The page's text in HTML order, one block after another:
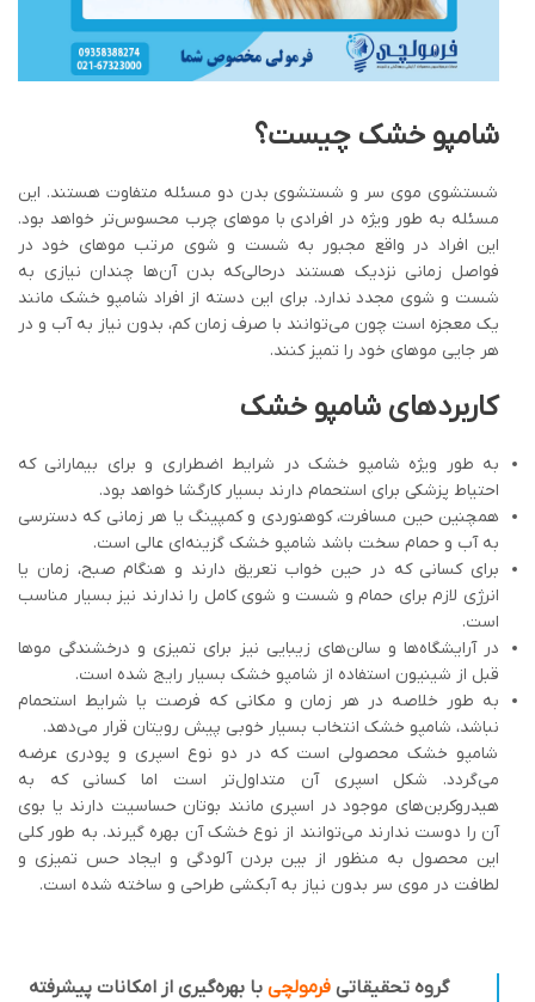
شامپو خشک چیست؟
شستشوی موی سر و شستشوی بدن دو مسئله متفاوت هستند. این
مسئله به طور ویژه در افرادی با موهای چرب محسوس‌تر خواهد بود.
این افراد در واقع مجبور به شست و شوی مرتب موهای خود در
فواصل زمانی نزدیک هستند درحالی‌که بدن آن‌‌ها چندان نیازی به
شست و شوی مجدد ندارد. برای این دسته از افراد شامپو خشک مانند
یک معجزه است چون می‌توانند با صرف زمان کم، بدون نیاز به آب و در
هر جایی موهای خود را تمیز کنند.
کاربرد­های شامپو خشک
به طور ویژه شامپو خشک در شرایط اضطراری و برای بیمارانی که
احتیاط پزشکی برای استحمام دارند بسیار کارگشا خواهد بود.
همچنین حین مسافرت، کوهنوردی و کمپینگ یا هر زمانی که دسترسی
به آب و حمام سخت باشد شامپو خشک گزینه‌ای عالی است.
برای کسانی که در حین خواب تعریق دارند و هنگام صبح، زمان یا
انرژی لازم برای حمام و شست و شوی کامل را ندارند نیز بسیار مناسب
است.
در آرایشگاه‌‌ها و سالن‌‌های زیبایی نیز برای تمیزی و درخشندگی موها
قبل از شینیون استفاده از شامپو خشک بسیار رایج شده است.
به طور خلاصه در هر زمان و مکانی که فرصت یا شرایط استحمام
نباشد، شامپو خشک انتخاب بسیار خوبی پیش رویتان قرار می‌دهد.
شامپو خشک محصولی است که در دو نوع اسپری و پودری عرضه
می‌گردد. شکل اسپری آن متداول‌تر است اما کسانی که به
هیدروکربن‌های موجود در اسپری مانند بوتان حساسیت دارند یا بوی
آن را دوست ندارند می‌توانند از نوع خشک آن بهره گیرند. به طور کلی
این محصول به منظور از بین بردن آلودگی و ایجاد حس تمیزی و
لطافت در موی سر بدون نیاز به آبکشی طراحی و ساخته شده است.
گروه تحقیقاتی فرمولچی با بهره‌گیری از امکانات پیشرفته